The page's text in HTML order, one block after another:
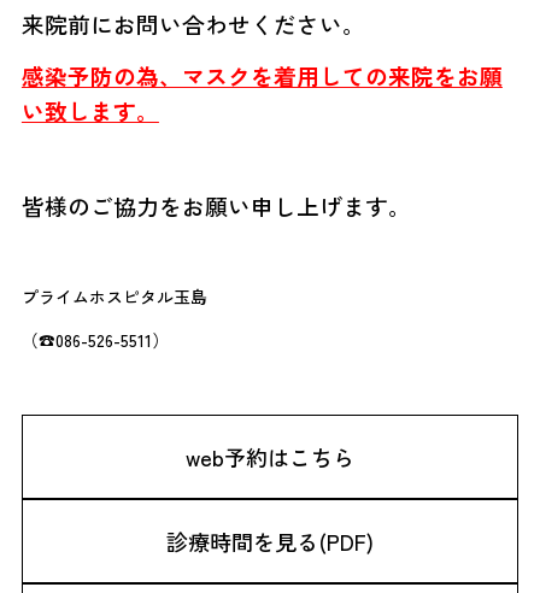
来院前にお問い合わせください。
感染予防の為、マスクを着用しての来院をお願
い致します。
皆様のご協力をお願い申し上げます。
プライムホスピタル玉島
（☎086-526-5511）
web予約はこちら
診療時間を見る(PDF)